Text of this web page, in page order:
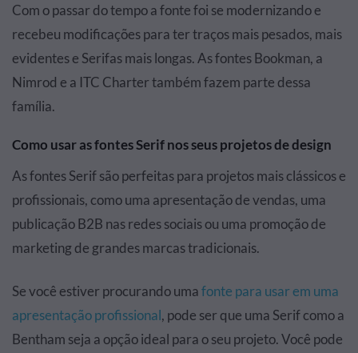
Com o passar do tempo a fonte foi se modernizando e
recebeu modificações para ter traços mais pesados, mais
evidentes e Serifas mais longas. As fontes Bookman, a
Nimrod e a ITC Charter também fazem parte dessa
família.
Como usar as fontes Serif nos seus projetos de design
As fontes Serif são perfeitas para projetos mais clássicos e
profissionais, como uma apresentação de vendas, uma
publicação B2B nas redes sociais ou uma promoção de
marketing de grandes marcas tradicionais.
Se você estiver procurando umafonte para usar em uma
apresentação profissional, pode ser que uma Serif como a
Bentham seja a opção ideal para o seu projeto. Você pode